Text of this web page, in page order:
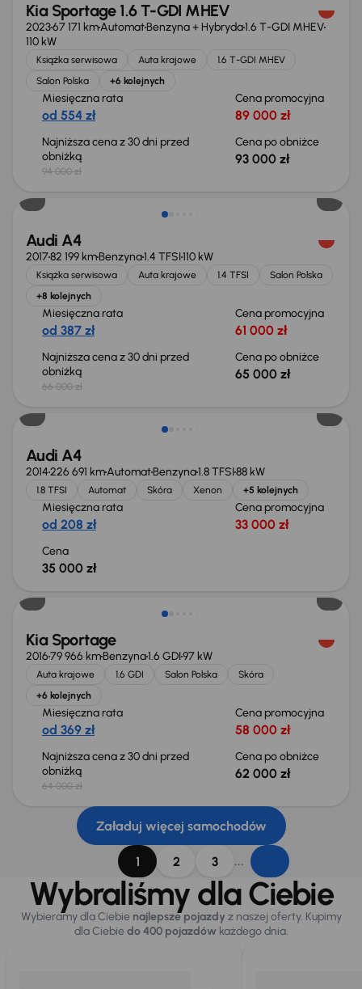
Kia Sportage 1.6 T-GDI MHEV
202367 171 kmAutomatBenzyna + Hybryda1.6 T-GDI MHEV
110 kW
Książka serwisowa Auta krajowe
1.6 T-GDI MHEV
Salon Polska
+6 kolejnych
Miesięczna rata
od 554 zł
Cena promocyjna
89 000 zł
Najniższa cena z 30 dni przed
obniżką
94 000 zł
Cena po obniżce
93 000 zł
Taniej o 1 000 zł
Audi A4
201782 199 kmBenzyna1.4 TFSI110 kW
Książka serwisowa Auta krajowe 1.4 TFSI
Salon Polska
+8 kolejnych
Miesięczna rata
od 387 zł
Cena promocyjna
61 000 zł
Najniższa cena z 30 dni przed
obniżką
66 000 zł
Cena po obniżce
65 000 zł
Świeżo skupione
Audi A4
2014226 691 kmAutomatBenzyna1.8 TFSI88 kW
1.8 TFSI Automat Skóra Xenon +5 kolejnych
Miesięczna rata
od 208 zł
Cena promocyjna
33 000 zł
Cena
35 000 zł
Taniej o 2 000 zł
Kia Sportage
201679 966 kmBenzyna1.6 GDI97 kW
Auta krajowe 1.6 GDI Salon Polska
Skóra
+6 kolejnych
Miesięczna rata
od 369 zł
Cena promocyjna
58 000 zł
Najniższa cena z 30 dni przed
obniżką
64 000 zł
Cena po obniżce
62 000 zł
Załaduj więcej samochodów
1 2 3 ...
Wybraliśmy dla Ciebie
Wybieramy dla Ciebie najlepsze pojazdy z naszej oferty. Kupimy
dla Ciebiedo 400 pojazdówkażdego dnia.